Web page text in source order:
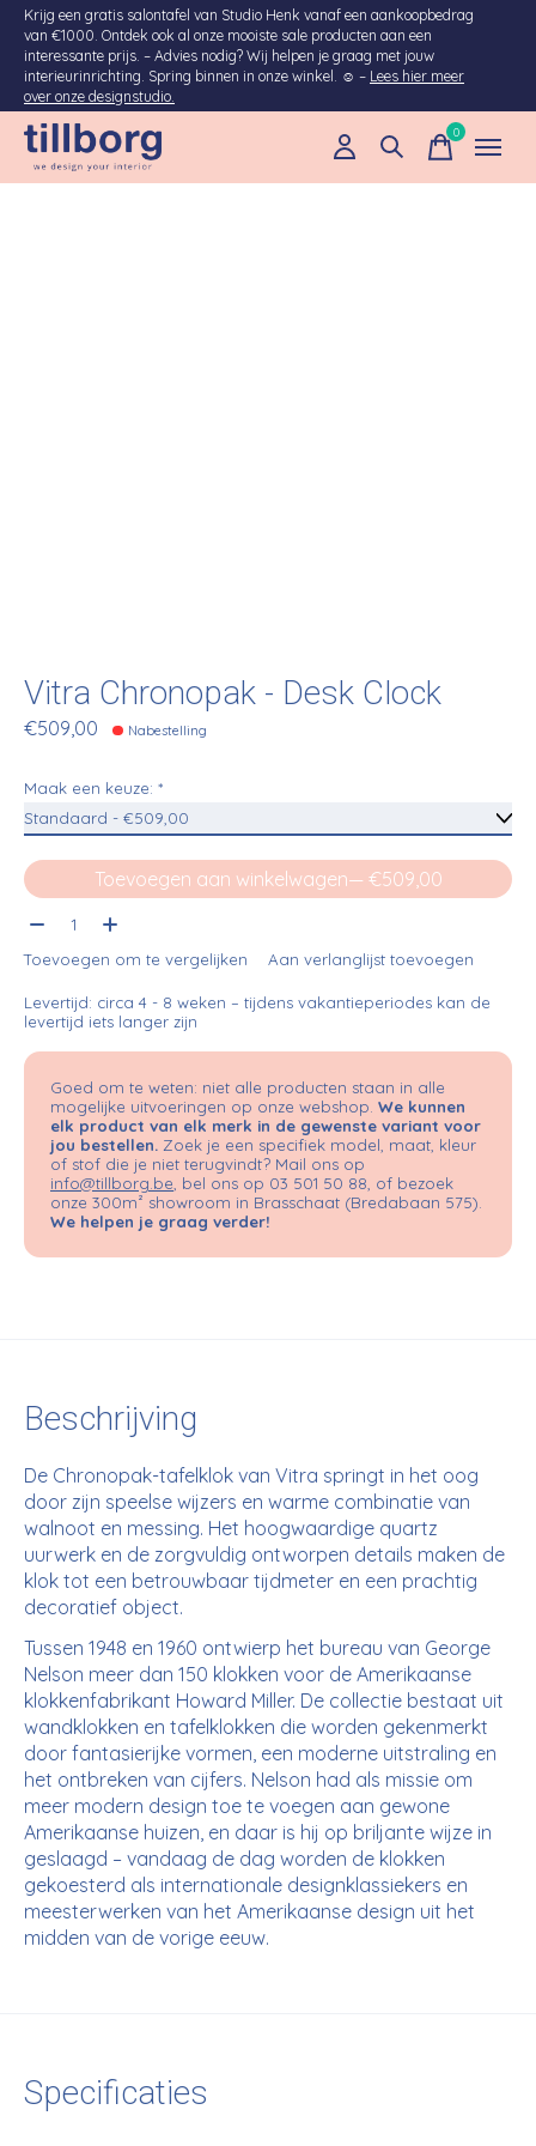
Krijg een gratis salontafel van Studio Henk vanaf een aankoopbedrag
van €1000. Ontdek ook al onze mooiste sale producten aan een
interessante prijs. – Advies nodig? Wij helpen je graag met jouw
interieurinrichting. Spring binnen in onze winkel. ☺ – Lees hier meer
over onze designstudio.
0items
Vitra Chronopak - Desk Clock
€509,00 Nabestelling
Maak een keuze: *
Toevoegen aan winkelwagen
— €509,00
Aantal:
Toevoegen om te vergelijken Aan verlanglijst toevoegen
Levertijd: circa 4 - 8 weken – tijdens vakantieperiodes kan de
levertijd iets langer zijn
Goed om te weten: niet alle producten staan in alle
mogelijke uitvoeringen op onze webshop. We kunnen
elk product van elk merk in de gewenste variant voor
jou bestellen. Zoek je een specifiek model, maat, kleur
of stof die je niet terugvindt? Mail ons op
info@tillborg.be , bel ons op 03 501 50 88, of bezoek
onze 300m² showroom in Brasschaat (Bredabaan 575).
We helpen je graag verder!
Beschrijving
De Chronopak-tafelklok van Vitra springt in het oog
door zijn speelse wijzers en warme combinatie van
walnoot en messing. Het hoogwaardige quartz
uurwerk en de zorgvuldig ontworpen details maken de
klok tot een betrouwbaar tijdmeter en een prachtig
decoratief object.
Tussen 1948 en 1960 ontwierp het bureau van George
Nelson meer dan 150 klokken voor de Amerikaanse
klokkenfabrikant Howard Miller. De collectie bestaat uit
wandklokken en tafelklokken die worden gekenmerkt
door fantasierijke vormen, een moderne uitstraling en
het ontbreken van cijfers. Nelson had als missie om
meer modern design toe te voegen aan gewone
Amerikaanse huizen, en daar is hij op briljante wijze in
geslaagd – vandaag de dag worden de klokken
gekoesterd als internationale designklassiekers en
meesterwerken van het Amerikaanse design uit het
midden van de vorige eeuw.
Specificaties